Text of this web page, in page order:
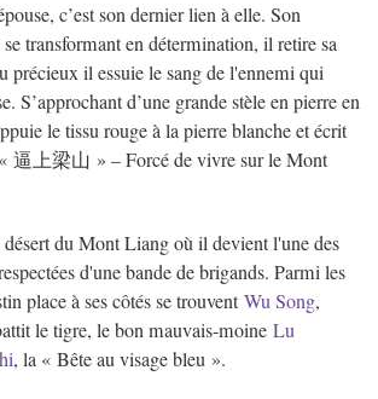
c’est son dernier lien à elle. Son
transformant en détermination, il retire sa
précieux il essuie le sang de l'ennemi qui
S’approchant d’une grande stèle en pierre en
le tissu rouge à la pierre blanche et écrit
逼上梁山 » – Forcé de vivre sur le Mont
désert du Mont Liang où il devient l'une des
d'une bande de brigands. Parmi les
place à ses côtés se trouventWu Song,
le tigre, le bon mauvais-moine Lu
, la « Bête au visage bleu ».